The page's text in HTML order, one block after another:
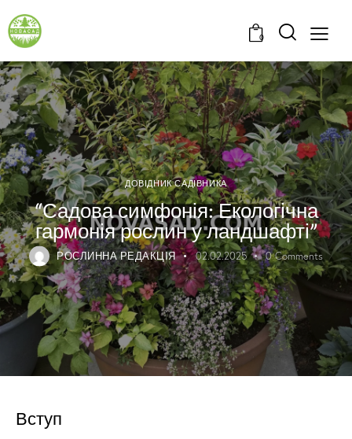
0
ДОВІДНИК САДІВНИКА
“Садова симфонія: Екологічна
гармонія рослин у ландшафті”
РОСЛИННА РЕДАКЦІЯ 02.02.2025 0 Comments
Вступ